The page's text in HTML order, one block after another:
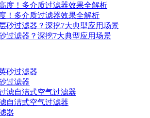
！多介质过滤器效果全解析
过滤器？深挖7大典型应用场景
过滤器
自洁式空气过滤器